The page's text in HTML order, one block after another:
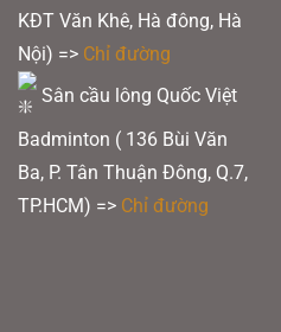
KĐT Văn Khê, Hà đông, Hà
Nội) => Chỉ đường
Sân cầu lông Quốc Việt
Badminton ( 136 Bùi Văn
Ba, P. Tân Thuận Đông, Q.7,
TP.HCM) => Chỉ đường